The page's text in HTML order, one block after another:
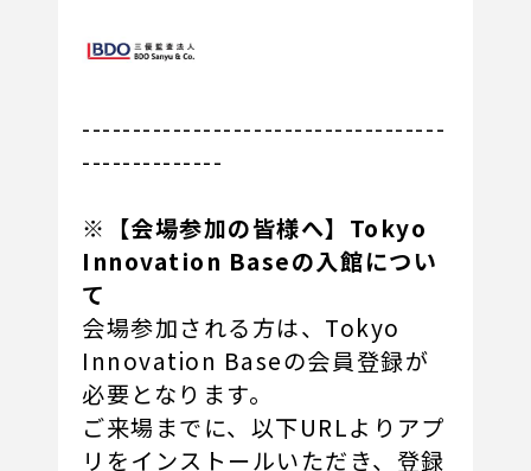
------------------------------------
--------------
※【会場参加の皆様へ】Tokyo
Innovation Baseの入館につい
て
会場参加される方は、Tokyo
Innovation Baseの会員登録が
必要となります。
ご来場までに、以下URLよりアプ
リをインストールいただき、登録